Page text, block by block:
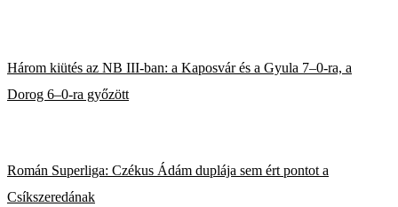
Három kiütés az NB III-ban: a Kaposvár és a Gyula 7–0-ra, a
Dorog 6–0-ra győzött
Román Superliga: Czékus Ádám duplája sem ért pontot a
Csíkszeredának